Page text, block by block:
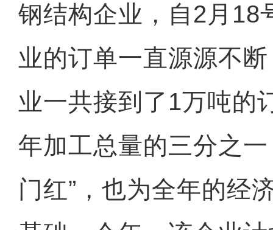
钢结构企业，自2月18
业的订单一直源源不
业一共接到了1万吨的
年加工总量的三分之
门红”，也为全年的经